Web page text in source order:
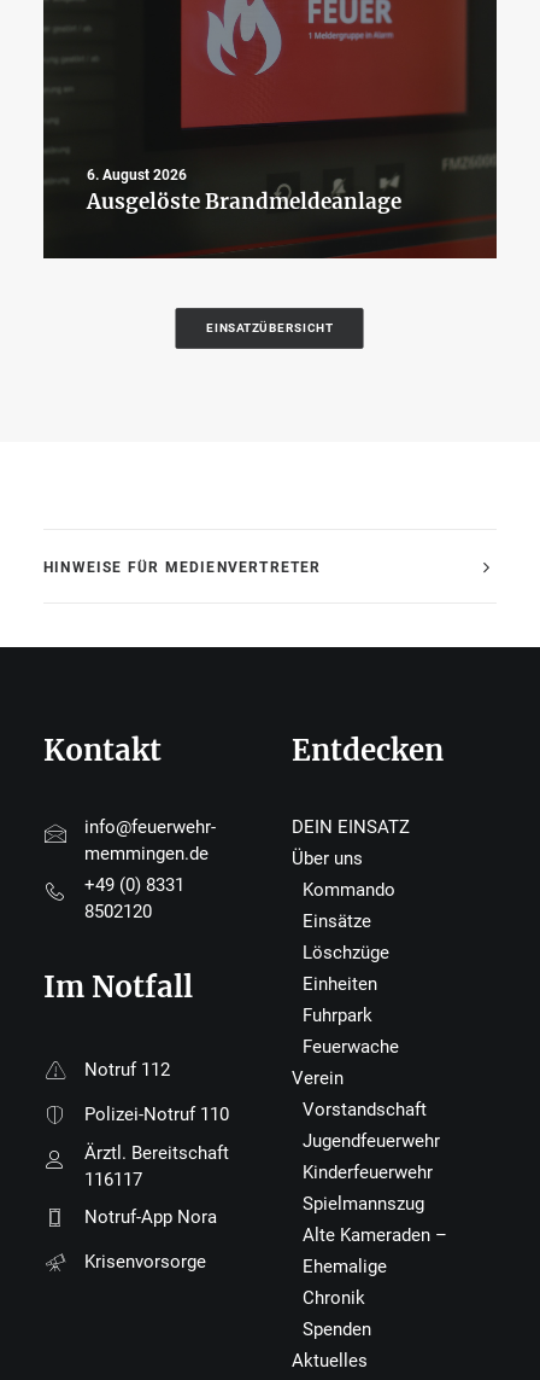
6. August 2026
Ausgelöste Brandmeldeanlage
EINSATZÜBERSICHT
HINWEISE FÜR MEDIENVERTRETER
Kontakt
info@feuerwehr-
memmingen.de
+49 (0) 8331
8502120
Im Notfall
Notruf 112
Polizei-Notruf 110
Ärztl. Bereitschaft
116117
Notruf-App Nora
Krisenvorsorge
Entdecken
DEIN EINSATZ
Über uns
Kommando
Einsätze
Löschzüge
Einheiten
Fuhrpark
Feuerwache
Verein
Vorstandschaft
Jugendfeuerwehr
Kinderfeuerwehr
Spielmannszug
Alte Kameraden –
Ehemalige
Chronik
Spenden
Aktuelles